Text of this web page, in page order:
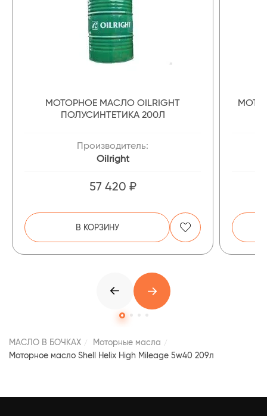
МОТОРНОЕ МАСЛО OILRIGHT
ПОЛУСИНТЕТИКА 200Л
Производитель:
Oilright
57 420 ₽
В КОРЗИНУ
МАСЛО В БОЧКАХ
Моторные масла
Моторное масло Shell Helix High Mileage 5w40 209л